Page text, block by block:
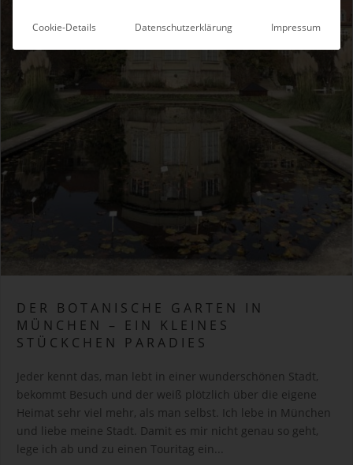
DER BOTANISCHE GARTEN IN
MÜNCHEN – EIN KLEINES
STÜCKCHEN PARADIES
Jeder kennt das, man lebt in einer wunderschönen Stadt,
bekommt Besuch und der weiß plötzlich über die eigene
Heimat sehr viel mehr, als man selbst. Ich lebe in München
und liebe meine Stadt. Damit es mir nicht genau so geht,
lege ich ab und zu einen Touritag ein...
Cookie-Details Datenschutzerklärung Impressum